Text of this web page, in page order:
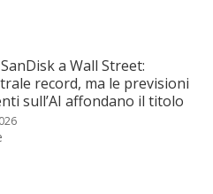
a Wall Street:
record, ma le previsioni
sull’AI affondano il titolo